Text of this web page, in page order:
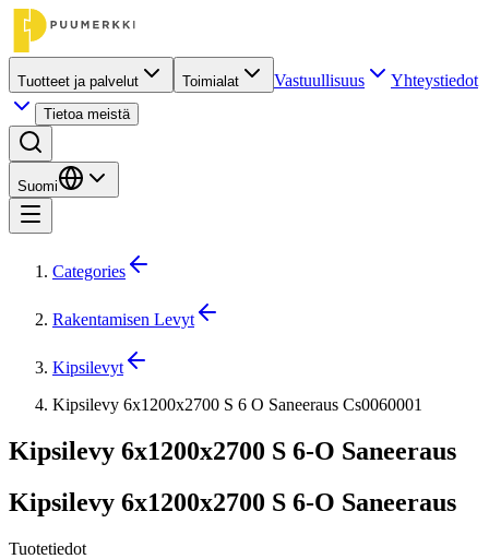
Tuotteet ja palvelut Toimialat Vastuullisuus Yhteystiedot
Tietoa meistä
Suomi
Categories
Rakentamisen Levyt
Kipsilevyt
Kipsilevy 6x1200x2700 S 6 O Saneeraus Cs0060001
Kipsilevy 6x1200x2700 S 6-O Saneeraus
Kipsilevy 6x1200x2700 S 6-O Saneeraus
Tuotetiedot